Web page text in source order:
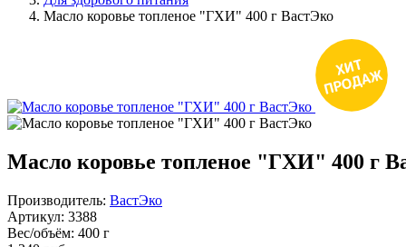
Масло коровье топленое "ГХИ" 400 г ВастЭко
Масло коровье топленое "ГХИ" 400 г
Производитель: ВастЭко
Артикул: 3388
Вес/объём: 400 г